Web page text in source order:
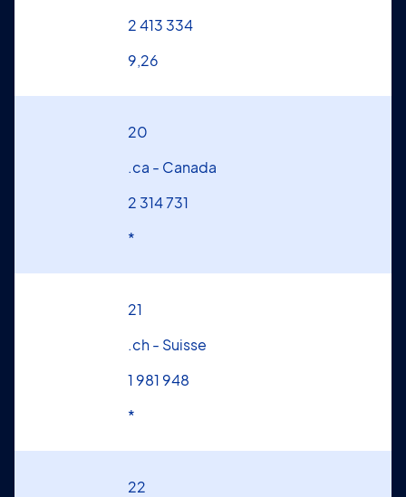
2 413 334
9,26
20
.ca - Canada
2 314 731
*
21
.ch - Suisse
1 981 948
*
22